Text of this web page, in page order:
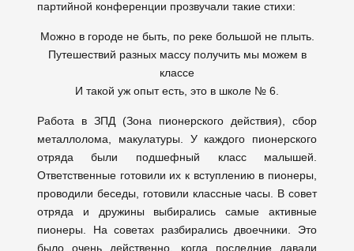
партийной конференции прозвучали такие стихи:
Можно в городе не быть, по реке большой не плыть.
Путешествий разных массу получить мы можем в
классе
И такой уж опыт есть, это в школе № 6.
Работа в ЗПД (Зона пионерского действия), сбор
металлолома, макулатуры. У каждого пионерского
отряда были подшефный класс малышей.
Ответственные готовили их к вступлению в пионеры,
проводили беседы, готовили классные часы. В совет
отряда и дружины выбирались самые активные
пионеры. На советах разбирались двоечники. Это
было очень действенно, когда последние давали